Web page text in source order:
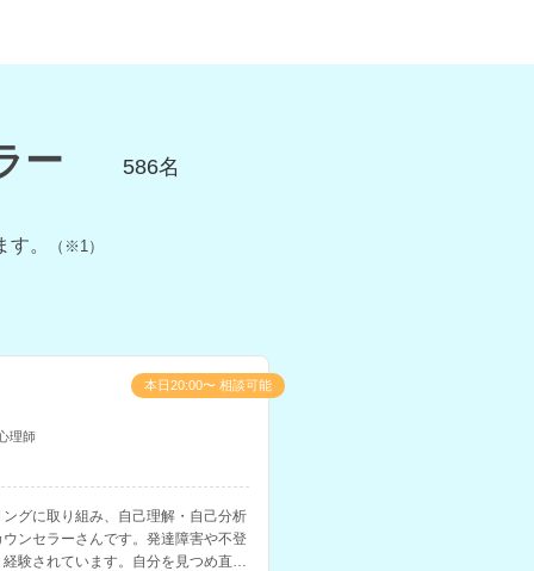
ー 586名
。 （※1）
理師
グに取り組み、自己理解・自己分析
ンセラーさんです。発達障害や不登
験されています。自分を見つめ直し
本日20:00〜 相談可能